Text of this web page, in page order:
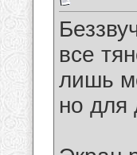
все
лишь
но для